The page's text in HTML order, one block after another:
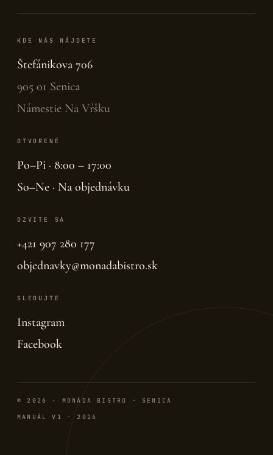
KDE NÁS NÁJDETE
Štefánikova 706
905 01 Senica
Námestie Na Vŕšku
OTVORENÉ
Po–Pi · 8:00 – 17:00
So–Ne · Na objednávku
OZVITE SA
+421 907 280 177
objednavky@monadabistro.sk
SLEDUJTE
Instagram
Facebook
© 2026 · MONÁDA BISTRO · SENICA
MANUÁL V1 · 2026